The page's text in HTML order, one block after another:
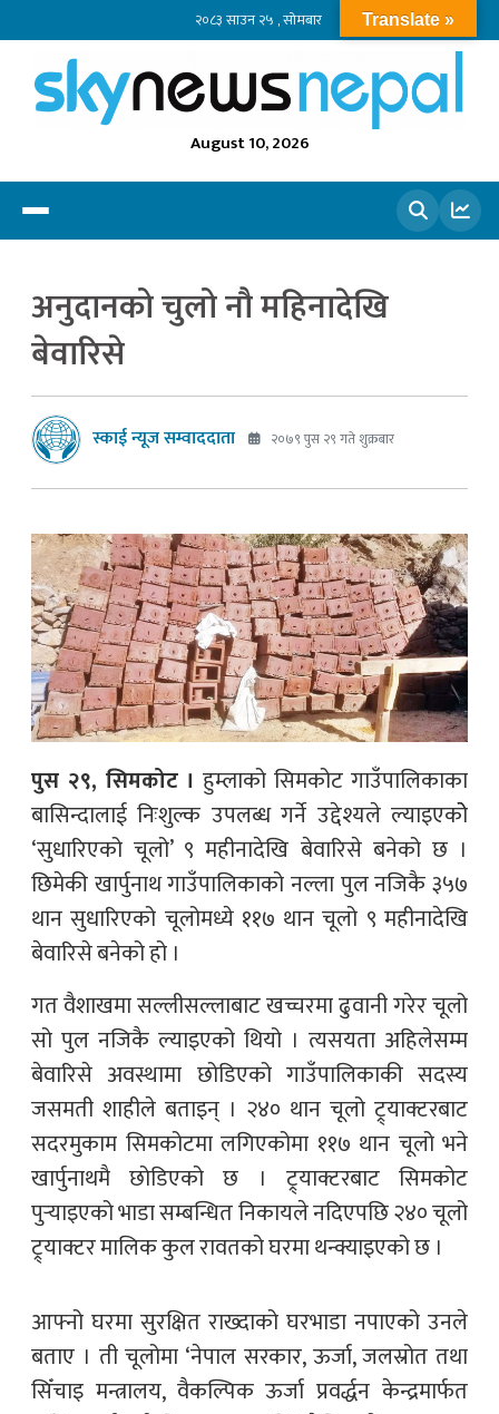
२०८३ साउन २५ , सोमबार
August 10, 2026
अनुदानको चुलो नौ महिनादेखि
बेवारिसे
स्काई न्यूज सम्वाददाता २०७९ पुस २९ गते शुक्रबार
पुस २९, सिमकोट । हुम्लाको सिमकोट गाउँपालिकाका
बासिन्दालाई निःशुल्क उपलब्ध गर्ने उद्देश्यले ल्याइएकोे
‘सुधारिएको चूलो’ ९ महीनादेखि बेवारिसे बनेको छ ।
छिमेकी खार्पुनाथ गाउँपालिकाको नल्ला पुल नजिकै ३५७
थान सुधारिएको चूलोमध्ये ११७ थान चूलो ९ महीनादेखि
बेवारिसे बनेको हो ।
गत वैशाखमा सल्लीसल्लाबाट खच्चरमा ढुवानी गरेर चूलो
सो पुल नजिकै ल्याइएको थियो । त्यसयता अहिलेसम्म
बेवारिसे अवस्थामा छोडिएको गाउँपालिकाकी सदस्य
जसमती शाहीले बताइन् । २४० थान चूलो ट्र्याक्टरबाट
सदरमुकाम सिमकोटमा लगिएकोमा ११७ थान चूलो भने
खार्पुनाथमै छोडिएको छ । ट्र्याक्टरबाट सिमकोट
पुर्‍याइएको भाडा सम्बन्धित निकायले नदिएपछि २४० चूलो
ट्र्याक्टर मालिक कुल रावतको घरमा थन्क्याइएको छ ।
आफ्नो घरमा सुरक्षित राख्दाको घरभाडा नपाएको उनले
बताए । ती चूलोमा ‘नेपाल सरकार, ऊर्जा, जलस्रोत तथा
सिँचाइ मन्त्रालय, वैकल्पिक ऊर्जा प्रवर्द्धन केन्द्रमार्फत
Translate »